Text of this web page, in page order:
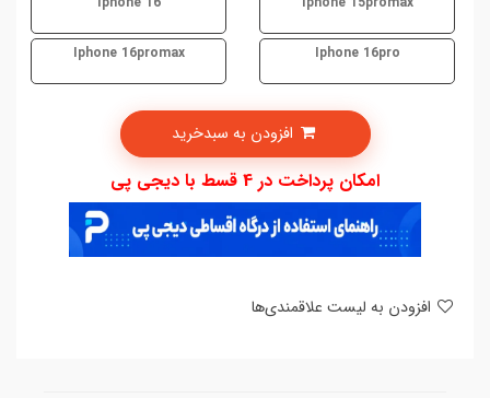
Iphone 16pro
Iphone 16promax
امکان پرداخت در 4 قسط با دیجی پی